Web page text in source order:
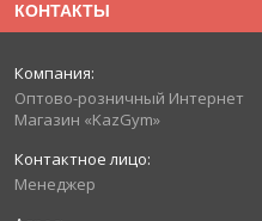
КОНТАКТЫ
Оптово-розничный Интернет
Магазин «KazGym»
Менеджер